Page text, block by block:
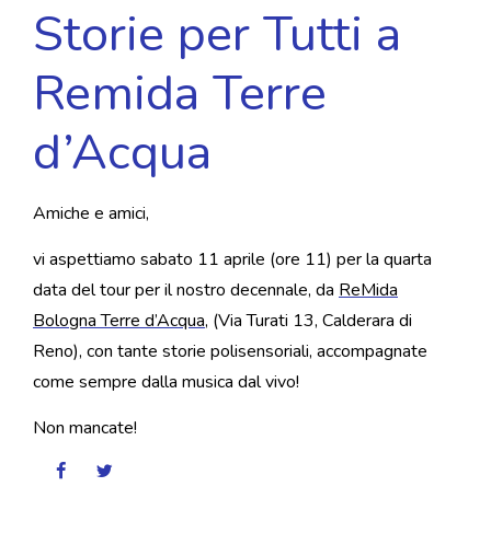
Storie per Tutti a
Remida Terre
d’Acqua
Amiche e amici,
vi aspettiamo sabato 11 aprile (ore 11) per la quarta
data del tour per il nostro decennale, da ReMida
Bologna Terre d’Acqua, (Via Turati 13, Calderara di
Reno), con tante storie polisensoriali, accompagnate
come sempre dalla musica dal vivo!
Non mancate!